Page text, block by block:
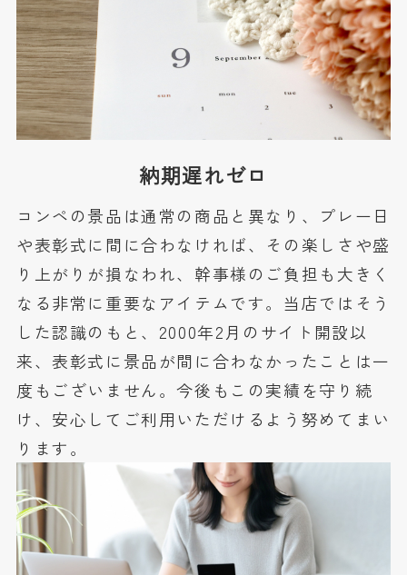
納期遅れゼロ
コンペの景品は通常の商品と異なり、プレー日
や表彰式に間に合わなければ、その楽しさや盛
り上がりが損なわれ、幹事様のご負担も大きく
なる非常に重要なアイテムです。当店ではそう
した認識のもと、2000年2月のサイト開設以
来、表彰式に景品が間に合わなかったことは一
度もございません。今後もこの実績を守り続
け、安心してご利用いただけるよう努めてまい
ります。